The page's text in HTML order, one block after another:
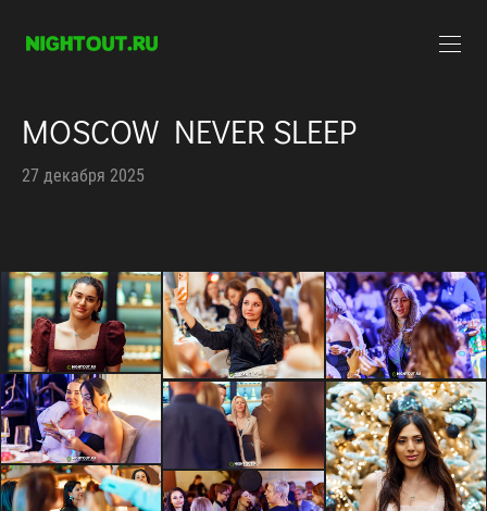
MOSCOW NEVER SLEEP
27 декабря 2025